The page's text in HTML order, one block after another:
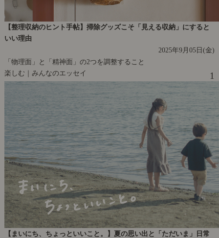
【整理収納のヒント手帖】掃除グッズこそ「見える収納」にすると
いい理由
2025年9月05日(金)
「物理面」と「精神面」の2つを調整すること
楽しむ｜みんなのエッセイ
1
【まいにち、ちょっといいこと。】夏の思い出と「ただいま」日常